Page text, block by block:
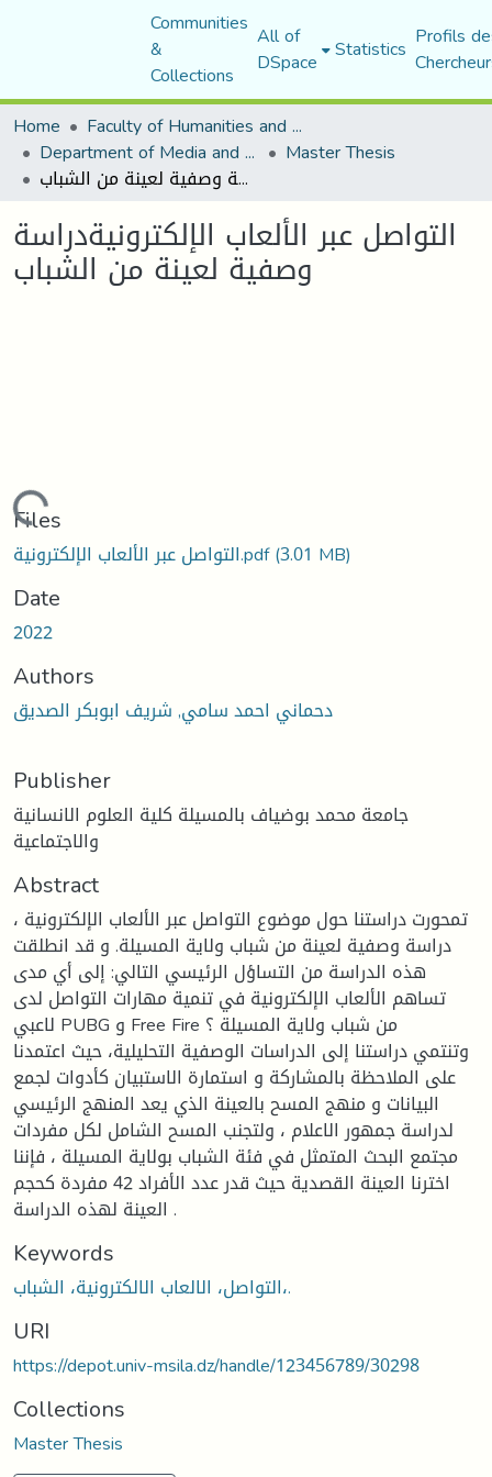
Communities
&
Collections
All of
DSpace Statistics Profils
Home
Faculty of Humanities and Social Sciences
Department of Media and Communication Studies Master Thesis
التواصل عبر الألعاب الإلكترونيةدراسة وصفية لعينة من الشباب
التواصل عبر الألعاب الإلكترونيةدراسة
وصفية لعينة من الشباب
Loading...
Files
التواصل عبر الألعاب الإلكترونية.pdf(3.01 MB)
Date
2022
Authors
دحماني احمد سامي, شريف ابوبكر الصديق
Publisher
جامعة محمد بوضياف بالمسيلة كلية العلوم الانسانية
والاجتماعية
Abstract
تمحورت دراستنا حول موضوع التواصل عبر الألعاب الإلكترونية ،
دراسة وصفية لعينة من شباب ولاية المسيلة. و قد انطلقت
هذه الدراسة من التساؤل الرئيسي التالي: إلى أي مدى
تساهم الألعاب الإلكترونية في تنمية مهارات التواصل لدى
لاعبي PUBG و Free Fire من شباب ولاية المسيلة ؟
وتنتمي دراستنا إلى الدراسات الوصفية التحليلية، حيث اعتمدنا
على الملاحظة بالمشاركة و استمارة الاستبيان كأدوات لجمع
البيانات و منهج المسح بالعينة الذي يعد المنهج الرئيسي
لدراسة جمهور الاعلام ، ولتجنب المسح الشامل لكل مفردات
مجتمع البحث المتمثل في فئة الشباب بولاية المسيلة ، فإننا
اخترنا العينة القصدية حيث قدر عدد الأفراد 42 مفردة كحجم
العينة لهذه الدراسة .
Keywords
التواصل، الالعاب الالكترونية، الشباب،.
URI
https://depot.univ-msila.dz/handle/123456789/30298
Collections
Master Thesis